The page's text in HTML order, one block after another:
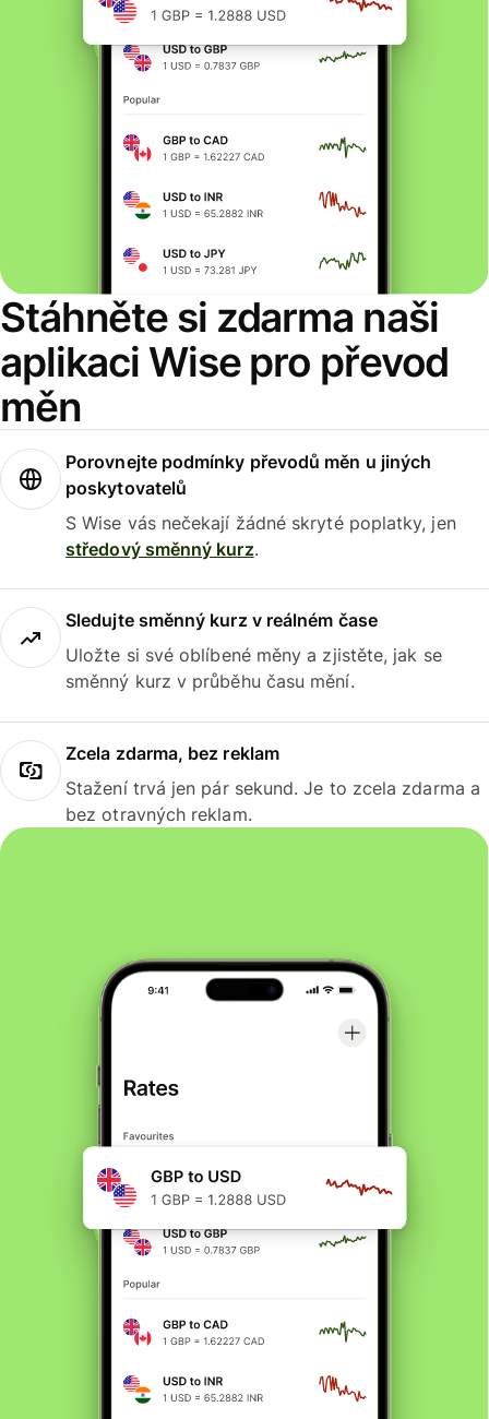
Stáhněte si zdarma naši
aplikaci Wise pro převod
měn
Porovnejte podmínky převodů měn u jiných
poskytovatelů
S Wise vás nečekají žádné skryté poplatky, jen
středový směnný kurz.
Sledujte směnný kurz v reálném čase
Uložte si své oblíbené měny a zjistěte, jak se
směnný kurz v průběhu času mění.
Zcela zdarma, bez reklam
Stažení trvá jen pár sekund. Je to zcela zdarma a
bez otravných reklam.